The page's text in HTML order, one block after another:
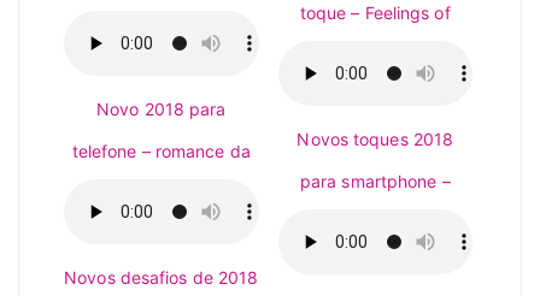
Novo 2018 para
telefone – romance da
Novos desafios de 2018
toque – Feelings of
Novos toques 2018
para smartphone –